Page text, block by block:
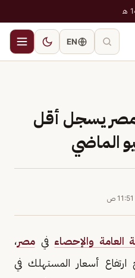
EN
يسجل أقل
الماضي
11:51 ص
العامة والإحصاء في مصر،
ارتفاع أسعار المستهلك في